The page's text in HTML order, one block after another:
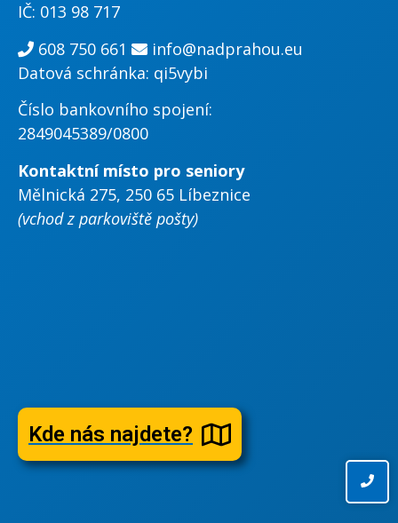
IČ: 013 98 717
608 750 661
info@nadprahou.eu
Datová schránka: qi5vybi
Číslo bankovního spojení:
2849045389/0800
Kontaktní místo pro seniory
Mělnická 275, 250 65 Líbeznice
(vchod z parkoviště pošty)
Kde nás najdete?